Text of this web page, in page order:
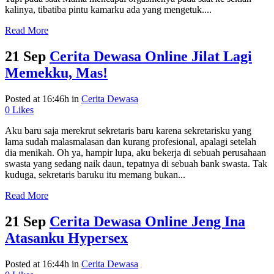
kalinya, tibatiba pintu kamarku ada yang mengetuk....
Read More
21 Sep Cerita Dewasa Online Jilat Lagi
Memekku, Mas!
Posted at 16:46h in Cerita Dewasa
0 Likes
Aku baru saja merekrut sekretaris baru karena sekretarisku yang
lama sudah malasmalasan dan kurang profesional, apalagi setelah
dia menikah. Oh ya, hampir lupa, aku bekerja di sebuah perusahaan
swasta yang sedang naik daun, tepatnya di sebuah bank swasta. Tak
kuduga, sekretaris baruku itu memang bukan...
Read More
21 Sep Cerita Dewasa Online Jeng Ina
Atasanku Hypersex
Posted at 16:44h in Cerita Dewasa